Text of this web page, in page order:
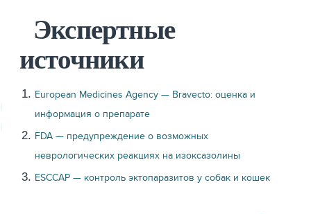
Экспертные
источники
European Medicines Agency — Bravecto: оценка и
информация о препарате
FDA — предупреждение о возможных
неврологических реакциях на изоксазолины
ESCCAP — контроль эктопаразитов у собак и кошек